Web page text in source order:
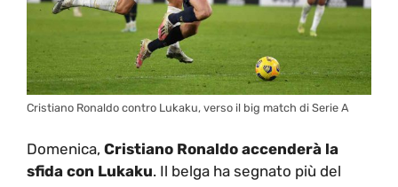
Cristiano Ronaldo contro Lukaku, verso il big match di Serie A
Domenica, Cristiano Ronaldo accenderà la
sfida con Lukaku. Il belga ha segnato più del